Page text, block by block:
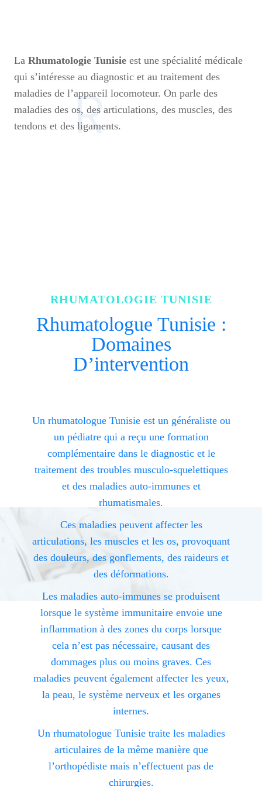
La Rhumatologie Tunisie est une spécialité médicale
qui s’intéresse au diagnostic et au traitement des
maladies de l’appareil locomoteur. On parle des
maladies des os, des articulations, des muscles, des
tendons et des ligaments.
RHUMATOLOGIE TUNISIE
Rhumatologue Tunisie :
Domaines
D’intervention
Un rhumatologue Tunisie est un généraliste ou
un pédiatre qui a reçu une formation
complémentaire dans le diagnostic et le
traitement des troubles musculo-squelettiques
et des maladies auto-immunes et
rhumatismales.
Ces maladies peuvent affecter les
articulations, les muscles et les os, provoquant
des douleurs, des gonflements, des raideurs et
des déformations.
Les maladies auto-immunes se produisent
lorsque le système immunitaire envoie une
inflammation à des zones du corps lorsque
cela n’est pas nécessaire, causant des
dommages plus ou moins graves. Ces
maladies peuvent également affecter les yeux,
la peau, le système nerveux et les organes
internes.
Un rhumatologue Tunisie traite les maladies
articulaires de la même manière que
l’orthopédiste mais n’effectuent pas de
chirurgies.